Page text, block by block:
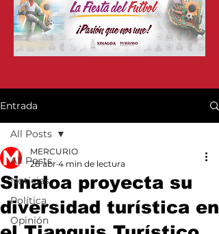
Entrada
All Posts
Noticias
Política
Opinión
All Posts
Sinaloa proyecta su
diversidad turística en
MERCURIO
28 abr 4 min de lectura